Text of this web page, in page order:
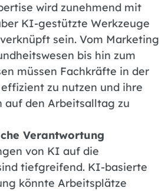
wird zunehmend mit
KI-gestützte Werkzeuge
sein. Vom Marketing
bis hin zum
müssen Fachkräfte in der
zu nutzen und ihre
auf den Arbeitsalltag zu
Verantwortung
von KI auf die
tiefgreifend. KI-basierte
könnte Arbeitsplätze